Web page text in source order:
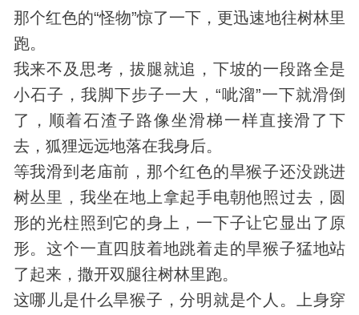
那个红色的“怪物”惊了一下，更迅速地往树林里
跑。
我来不及思考，拔腿就追，下坡的一段路全是
小石子，我脚下步子一大，“呲溜”一下就滑倒
了，顺着石渣子路像坐滑梯一样直接滑了下
去，狐狸远远地落在我身后。
等我滑到老庙前，那个红色的旱猴子还没跳进
树丛里，我坐在地上拿起手电朝他照过去，圆
形的光柱照到它的身上，一下子让它显出了原
形。这个一直四肢着地跳着走的旱猴子猛地站
了起来，撒开双腿往树林里跑。
这哪儿是什么旱猴子，分明就是个人。上身穿